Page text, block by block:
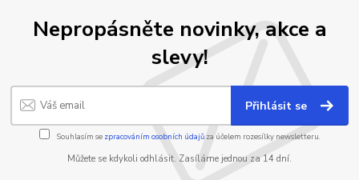
Nepropásněte novinky, akce a
slevy!
Přihlásit se
Souhlasím se zpracováním osobních údajůza účelem rozesílky newsletteru.
Můžete se kdykoli odhlásit. Zasíláme jednou za 14 dní.